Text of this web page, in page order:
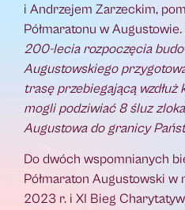
i Andrzejem Zarzeckim,
Półmaratonu w Augustowie
200-lecia rozpoczęcia
Augustowskiego
trasę przebiegającą wzdłuż
mogli podziwiać 8 śluz
Augustowa do granicy
Do dwóch wspomnianych
Półmaraton Augustowski w
2023 r. i XI Bieg